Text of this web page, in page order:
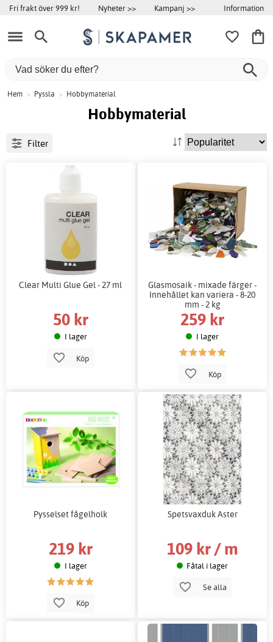
Fri frakt över 999 kr! Nyheter >> Kampanj >> Information
Hem > Pyssla > Hobbymaterial
Hobbymaterial
Filter
Clear Multi Glue Gel - 27 ml
50 kr
I lager
Köp
Glasmosaik - mixade färger -
Innehållet kan variera - 8-20
mm - 2 kg
259 kr
I lager
Köp
Pysselset fågelholk
219 kr
I lager
Köp
Spetsvaxduk Aster
109 kr / m
Fåtal i lager
Se alla